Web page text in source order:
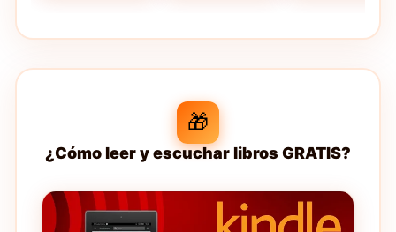
🎁
¿Cómo leer y escuchar libros GRATIS?